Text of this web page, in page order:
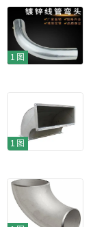
1图
1图